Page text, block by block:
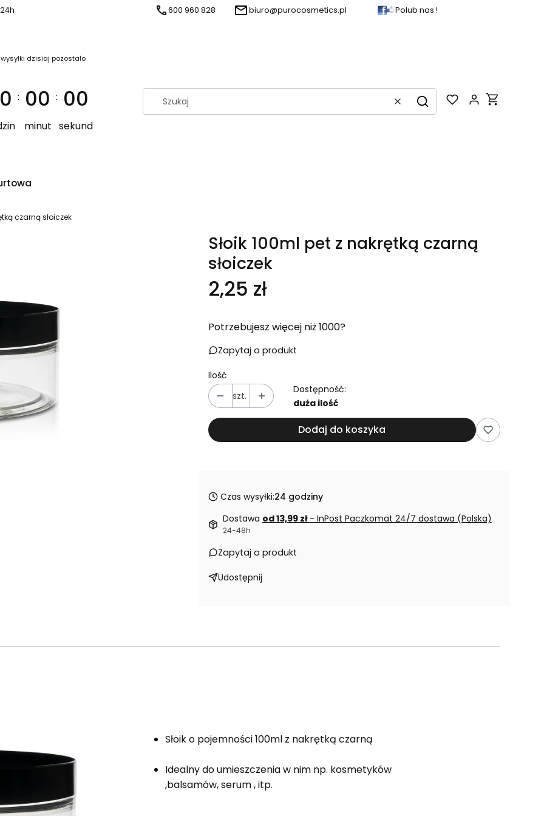
600 960 828 biuro@purocosmetics.pl Polub nas !
dzisiaj pozostało
: 00
minut
: 00
sekund
WyczyśćSzukaj
Produkty w
czarną słoiczek
Słoik 100ml pet z nakrętką czarną
słoiczek
Cena
2,25 zł
Potrzebujesz więcej niż 1000?
Zapytaj o produkt
Ilość
szt.
Dostępność:
duża ilość
Dodaj do koszyka
Czas wysyłki:24 godziny
Dostawa od 13,99 zł - InPost Paczkomat 24/7 dostawa (Polska)
24-48h
Zapytaj o produkt
Udostępnij
Słoik o pojemności 100ml z nakrętką czarną
Idealny do umieszczenia w nim np. kosmetyków
,balsamów, serum , itp.